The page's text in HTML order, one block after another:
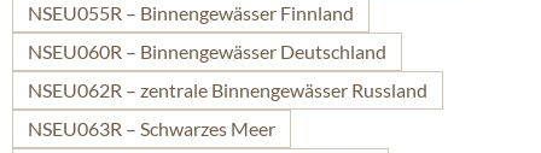
NSEU055R – Binnengewässer Finnland
NSEU060R – Binnengewässer Deutschland
NSEU062R – zentrale Binnengewässer Russland
NSEU063R – Schwarzes Meer